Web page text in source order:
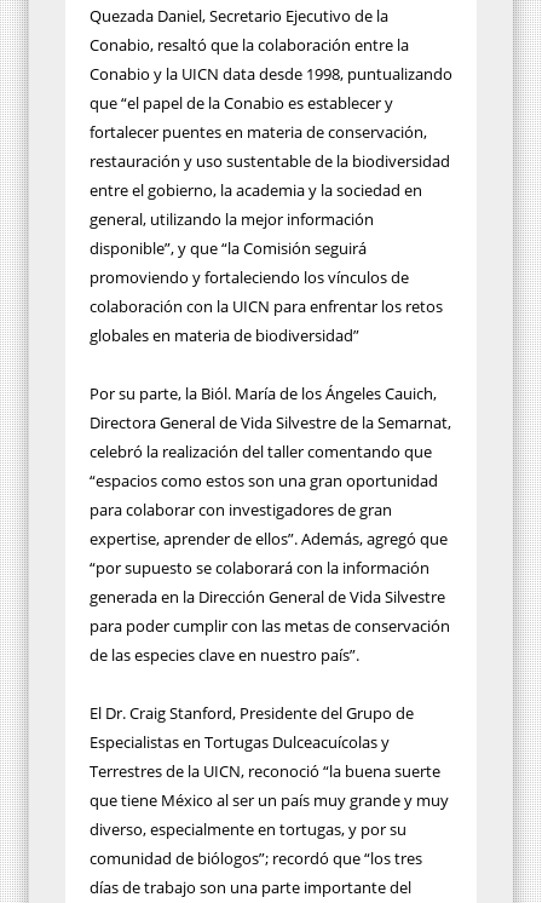
Quezada Daniel, Secretario Ejecutivo de la
Conabio, resaltó que la colaboración entre la
Conabio y la UICN data desde 1998, puntualizando
que “el papel de la Conabio es establecer y
fortalecer puentes en materia de conservación,
restauración y uso sustentable de la biodiversidad
entre el gobierno, la academia y la sociedad en
general, utilizando la mejor información
disponible”, y que “la Comisión seguirá
promoviendo y fortaleciendo los vínculos de
colaboración con la UICN para enfrentar los retos
globales en materia de biodiversidad”
Por su parte, la Biól. María de los Ángeles Cauich,
Directora General de Vida Silvestre de la Semarnat,
celebró la realización del taller comentando que
“espacios como estos son una gran oportunidad
para colaborar con investigadores de gran
expertise, aprender de ellos”. Además, agregó que
“por supuesto se colaborará con la información
generada en la Dirección General de Vida Silvestre
para poder cumplir con las metas de conservación
de las especies clave en nuestro país”.
El Dr. Craig Stanford, Presidente del Grupo de
Especialistas en Tortugas Dulceacuícolas y
Terrestres de la UICN, reconoció “la buena suerte
que tiene México al ser un país muy grande y muy
diverso, especialmente en tortugas, y por su
comunidad de biólogos”; recordó que “los tres
días de trabajo son una parte importante del